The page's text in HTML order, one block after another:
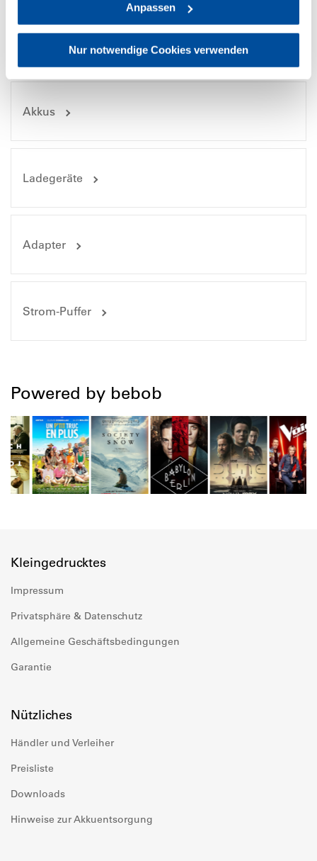
Anpassen
Nur notwendige Cookies verwenden
Akkus
Ladegeräte
Adapter
Strom-Puffer
Powered by bebob
Kleingedrucktes
Impressum
Privatsphäre & Datenschutz
Allgemeine Geschäftsbedingungen
Garantie
Nützliches
Händler und Verleiher
Preisliste
Downloads
Hinweise zur Akkuentsorgung